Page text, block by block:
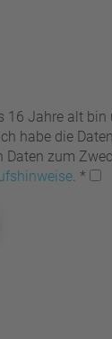
Jahre alt
habe die
zum
. *